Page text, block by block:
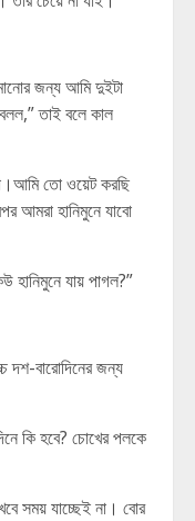
জন্য আমি দুইটা
তাই বলে কাল
তো ওয়েট করছি
আমরা হানিমুনে যাবো
যায় পাগল?”
দশ-বারোদিনের জন্য
কি হবে? চোখের পলকে
সময় যাচ্ছেই না। বোর